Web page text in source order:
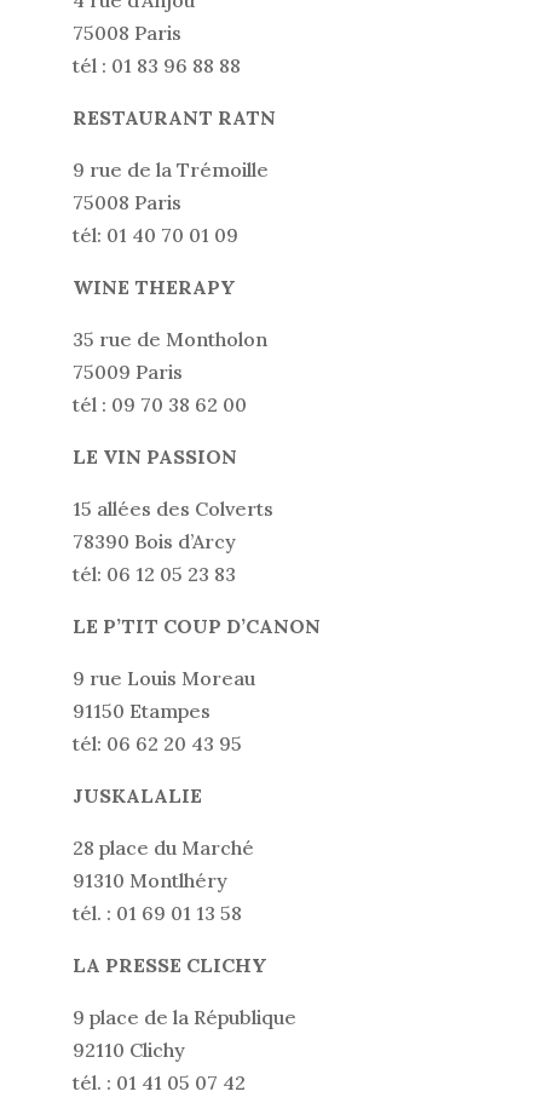
75008 Paris
tél : 01 83 96 88 88
RESTAURANT RATN
9 rue de la Trémoille
75008 Paris
tél: 01 40 70 01 09
WINE THERAPY
35 rue de Montholon
75009 Paris
tél : 09 70 38 62 00
LE VIN PASSION
15 allées des Colverts
78390 Bois d’Arcy
tél: 06 12 05 23 83
LE P’TIT COUP D’CANON
9 rue Louis Moreau
91150 Etampes
tél: 06 62 20 43 95
JUSKALALIE
28 place du Marché
91310 Montlhéry
tél. : 01 69 01 13 58
LA PRESSE CLICHY
9 place de la République
92110 Clichy
tél. : 01 41 05 07 42